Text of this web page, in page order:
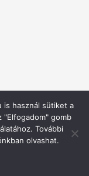
is használ sütiket a
"Elfogadom" gomb
További
olvashat.